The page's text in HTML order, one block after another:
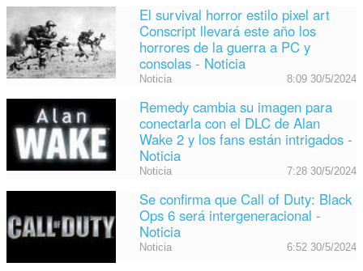
El survival horror estilo pixel art
Conscript llevará este año los
horrores de la guerra a PC y
consolas - Noticia
Noticia 8:09 30/5/2024
Remedy cambia su imagen para
conectarla con el DLC de Alan
Wake 2 y los fans están intrigados -
Noticia
Noticia 7:28 30/5/2024
Se confirma que Call of Duty: Black
Ops 6 será intergeneracional -
Noticia
Noticia 6:52 30/5/2024